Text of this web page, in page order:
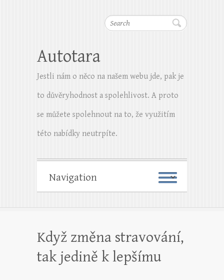
Search
Autotara
Jestli nám o něco na našem webu jde, pak je
to důvěryhodnost a spolehlivost. A proto
se můžete spolehnout na to, že využitím
této nabídky neutrpíte.
Když změna stravování,
tak jedině k lepšímu